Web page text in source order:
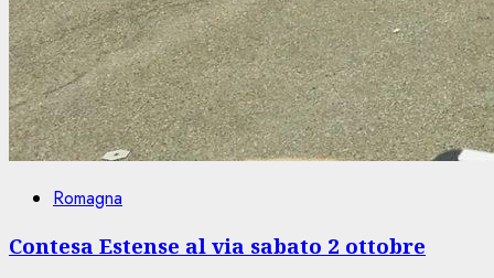
Romagna
Contesa Estense al via sabato 2 ottobre